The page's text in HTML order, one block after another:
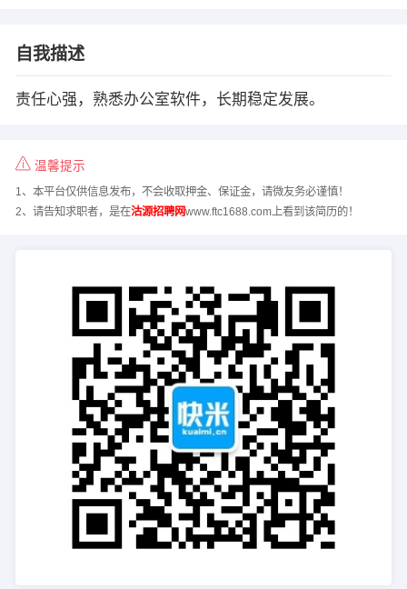
自我描述
责任心强，熟悉办公室软件，长期稳定发展。
温馨提示
1、本平台仅供信息发布，不会收取押金、保证金，请微友务必谨慎！
2、请告知求职者，是在沽源招聘网www.ftc1688.com上看到该简历的！